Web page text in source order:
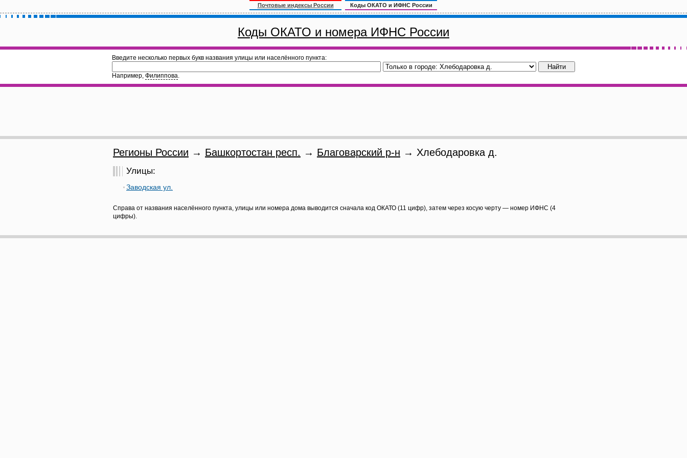
Почтовые индексы России Коды ОКАТО и ИФНС России
Коды ОКАТО и номера ИФНС России
Введите несколько первых букв названия улицы или населённого пункта:
Например, Филиппова.
Регионы России → Башкортостан респ. → Благоварский р-н → Хлебодаровка д.
Улицы:
Заводская ул.
Справа от названия населённого пункта, улицы или номера дома выводится сначала код ОКАТО (11 цифр), затем через косую черту — номер ИФНС (4
цифры).